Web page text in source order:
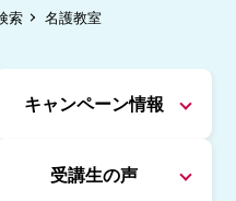
索 名護教室
キャンペーン情報
受講生の声